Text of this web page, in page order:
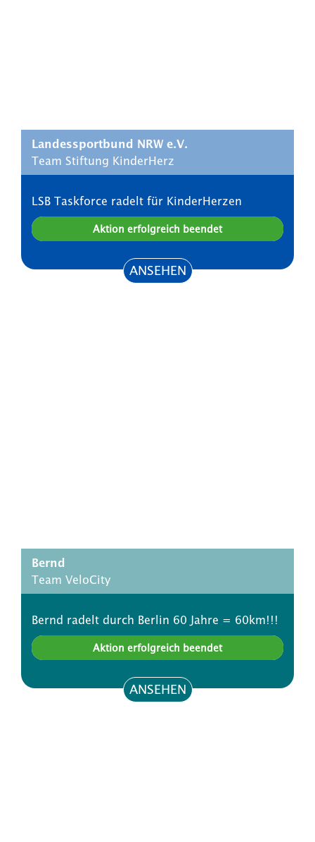
Landessportbund NRW e.V.
Team Stiftung KinderHerz
LSB Taskforce radelt für KinderHerzen
Aktion erfolgreich beendet
ANSEHEN
Bernd
Team VeloCity
Bernd radelt durch Berlin 60 Jahre = 60km!!!
Aktion erfolgreich beendet
ANSEHEN